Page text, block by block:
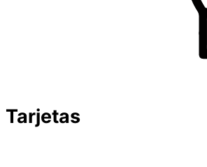
Tarjetas